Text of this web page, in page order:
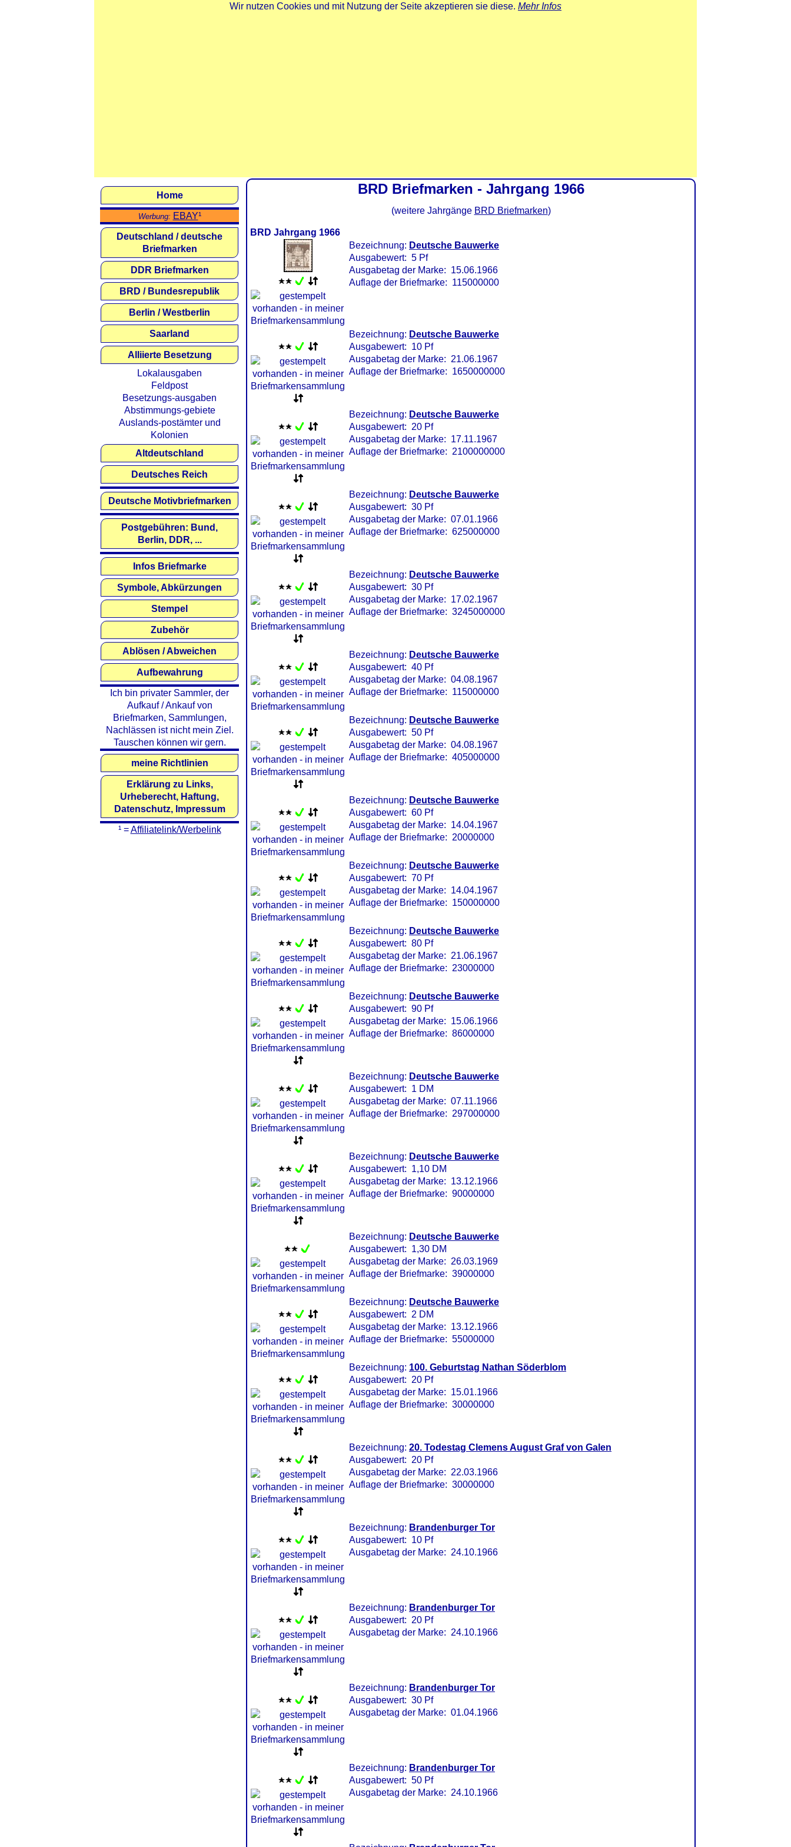
Wir nutzen Cookies und mit Nutzung der Seite akzeptieren sie diese. Mehr Infos
BRD Briefmarken - Jahrgang 1966
(weitere Jahrgänge BRD Briefmarken)
BRD Jahrgang 1966
Bezeichnung: Deutsche Bauwerke
Ausgabewert: 5 Pf
Ausgabetag der Marke: 15.06.1966
Auflage der Briefmarke: 115000000
Bezeichnung: Deutsche Bauwerke
Ausgabewert: 10 Pf
Ausgabetag der Marke: 21.06.1967
Auflage der Briefmarke: 1650000000
Bezeichnung: Deutsche Bauwerke
Ausgabewert: 20 Pf
Ausgabetag der Marke: 17.11.1967
Auflage der Briefmarke: 2100000000
Bezeichnung: Deutsche Bauwerke
Ausgabewert: 30 Pf
Ausgabetag der Marke: 07.01.1966
Auflage der Briefmarke: 625000000
Bezeichnung: Deutsche Bauwerke
Ausgabewert: 30 Pf
Ausgabetag der Marke: 17.02.1967
Auflage der Briefmarke: 3245000000
Bezeichnung: Deutsche Bauwerke
Ausgabewert: 40 Pf
Ausgabetag der Marke: 04.08.1967
Auflage der Briefmarke: 115000000
Bezeichnung: Deutsche Bauwerke
Ausgabewert: 50 Pf
Ausgabetag der Marke: 04.08.1967
Auflage der Briefmarke: 405000000
Bezeichnung: Deutsche Bauwerke
Ausgabewert: 60 Pf
Ausgabetag der Marke: 14.04.1967
Auflage der Briefmarke: 20000000
Bezeichnung: Deutsche Bauwerke
Ausgabewert: 70 Pf
Ausgabetag der Marke: 14.04.1967
Auflage der Briefmarke: 150000000
Bezeichnung: Deutsche Bauwerke
Ausgabewert: 80 Pf
Ausgabetag der Marke: 21.06.1967
Auflage der Briefmarke: 23000000
Bezeichnung: Deutsche Bauwerke
Ausgabewert: 90 Pf
Ausgabetag der Marke: 15.06.1966
Auflage der Briefmarke: 86000000
Bezeichnung: Deutsche Bauwerke
Ausgabewert: 1 DM
Ausgabetag der Marke: 07.11.1966
Auflage der Briefmarke: 297000000
Bezeichnung: Deutsche Bauwerke
Ausgabewert: 1,10 DM
Ausgabetag der Marke: 13.12.1966
Auflage der Briefmarke: 90000000
Bezeichnung: Deutsche Bauwerke
Ausgabewert: 1,30 DM
Ausgabetag der Marke: 26.03.1969
Auflage der Briefmarke: 39000000
Bezeichnung: Deutsche Bauwerke
Ausgabewert: 2 DM
Ausgabetag der Marke: 13.12.1966
Auflage der Briefmarke: 55000000
Bezeichnung: 100. Geburtstag Nathan Söderblom
Ausgabewert: 20 Pf
Ausgabetag der Marke: 15.01.1966
Auflage der Briefmarke: 30000000
Bezeichnung: 20. Todestag Clemens August Graf von Galen
Ausgabewert: 20 Pf
Ausgabetag der Marke: 22.03.1966
Auflage der Briefmarke: 30000000
Bezeichnung: Brandenburger Tor
Ausgabewert: 10 Pf
Ausgabetag der Marke: 24.10.1966
Bezeichnung: Brandenburger Tor
Ausgabewert: 20 Pf
Ausgabetag der Marke: 24.10.1966
Bezeichnung: Brandenburger Tor
Ausgabewert: 30 Pf
Ausgabetag der Marke: 01.04.1966
Bezeichnung: Brandenburger Tor
Ausgabewert: 50 Pf
Ausgabetag der Marke: 24.10.1966
Home
Werbung: EBAY¹
Deutschland / deutsche
Briefmarken
DDR Briefmarken
BRD / Bundesrepublik
Berlin / Westberlin
Saarland
Alliierte Besetzung
Lokalausgaben
Feldpost
Besetzungs-ausgaben
Abstimmungs-gebiete
Auslands-postämter und
Kolonien
Altdeutschland
Deutsches Reich
Deutsche Motivbriefmarken
Postgebühren: Bund,
Berlin, DDR, ...
Infos Briefmarke
Symbole, Abkürzungen
Stempel
Zubehör
Ablösen / Abweichen
Aufbewahrung
Ich bin privater Sammler, der
Aufkauf / Ankauf von
Briefmarken, Sammlungen,
Nachlässen ist nicht mein Ziel.
Tauschen können wir gern.
meine Richtlinien
Erklärung zu Links,
Urheberecht, Haftung,
Datenschutz, Impressum
¹ =Affiliatelink/Werbelink